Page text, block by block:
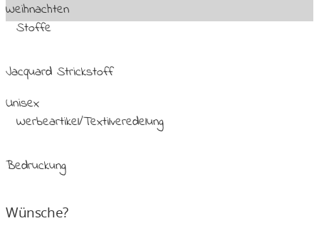
Weihnachten
Stoffe
Jacquard Strickstoff
Unisex
Werbeartikel/Textilveredelung
Bedruckung
Wünsche?